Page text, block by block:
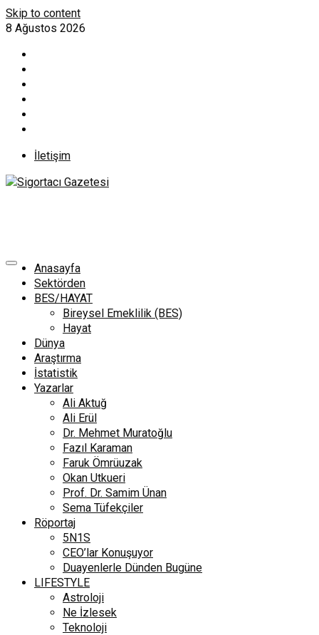
Skip to content
8 Ağustos 2026
İletişim
Anasayfa
Sektörden
BES/HAYAT
Bireysel Emeklilik (BES)
Hayat
Dünya
Araştırma
İstatistik
Yazarlar
Ali Aktuğ
Ali Erül
Dr. Mehmet Muratoğlu
Fazıl Karaman
Faruk Ömrüuzak
Okan Utkueri
Prof. Dr. Samim Ünan
Sema Tüfekçiler
Röportaj
5N1S
CEO’lar Konuşuyor
Duayenlerle Dünden Bugüne
LIFESTYLE
Astroloji
Ne İzlesek
Teknoloji